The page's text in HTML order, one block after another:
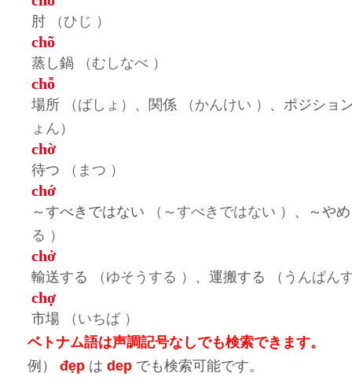
肘 （ひじ ）
chõ
蒸し鍋 （むしなべ ）
chỗ
場所 （ばしょ） 、関係 （かんけい ） 、ポジショ
ょん）
chờ
待つ （まつ ）
chớ
～すべきではない （～すべきではない ） 、～や
る ）
chở
輸送する （ゆそうする ） 、運搬する （うんぱん
chợ
市場 （いちば ）
ベトナム語は声調記号なしでも検索できます。
例）
đẹp は dep でも検索可能です。